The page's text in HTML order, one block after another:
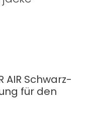
AIR Schwarz-
für den